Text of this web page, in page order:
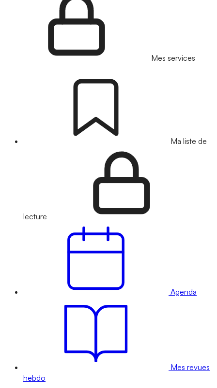
Mes services
Ma liste de
lecture
Agenda
Mes revues
hebdo